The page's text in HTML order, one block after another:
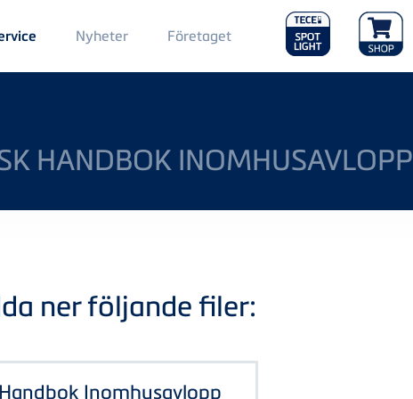
Nyheter Main
Menu
2
Företaget
HANDBOK INOMHUSAVLOPP
ner följande filer:
Inomhusavlopp